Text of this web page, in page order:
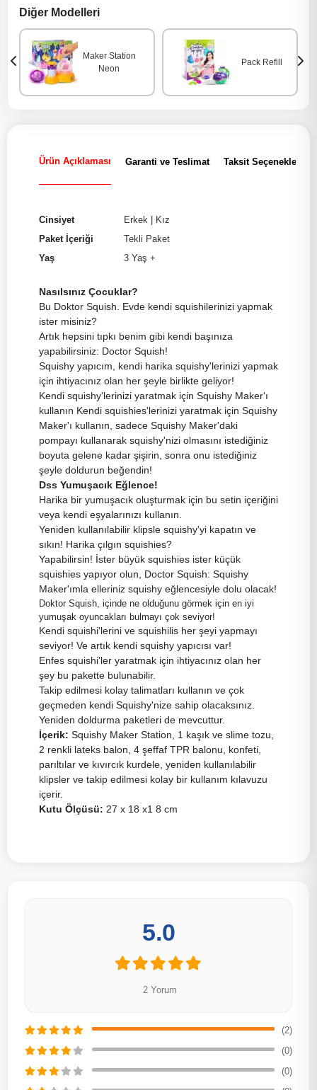
Diğer Modelleri
Maker Station
Neon
Pack Refill
Ürün Açıklaması Garanti ve Teslimat Taksit Seçenekleri
Cinsiyet Erkek | Kız
Paket İçeriği
Tekli Paket
Yaş
3 Yaş +
Nasılsınız Çocuklar?
Bu Doktor Squish. Evde kendi squishilerinizi yapmak
ister misiniz?
Artık hepsini tıpkı benim gibi kendi başınıza
yapabilirsiniz: Doctor Squish!
Squishy yapıcım, kendi harika squishy'lerinizi yapmak
için ihtiyacınız olan her şeyle birlikte geliyor!
Kendi squishy'lerinizi yaratmak için Squishy Maker'ı
kullanın Kendi squishies'lerinizi yaratmak için Squishy
Maker'ı kullanın, sadece Squishy Maker'daki
pompayı kullanarak squishy'nizi olmasını istediğiniz
boyuta gelene kadar şişirin, sonra onu istediğiniz
şeyle doldurun beğendin!
Dss Yumuşacık Eğlence!
Harika bir yumuşacık oluşturmak için bu setin içeriğini
veya kendi eşyalarınızı kullanın.
Yeniden kullanılabilir klipsle squishy'yi kapatın ve
sıkın! Harika çılgın squishies?
Yapabilirsin! İster büyük squishies ister küçük
squishies yapıyor olun, Doctor Squish: Squishy
Maker'ımla elleriniz squishy eğlencesiyle dolu olacak!
Doktor Squish, içinde ne olduğunu görmek için en iyi
yumuşak oyuncakları bulmayı çok seviyor!
Kendi squishi'lerini ve squishilis her şeyi yapmayı
seviyor! Ve artık kendi squishy yapıcısı var!
Enfes squishi'ler yaratmak için ihtiyacınız olan her
şey bu pakette bulunabilir.
Takip edilmesi kolay talimatları kullanın ve çok
geçmeden kendi Squishy'nize sahip olacaksınız.
Yeniden doldurma paketleri de mevcuttur.
İçerik: Squishy Maker Station, 1 kaşık ve slime tozu,
2 renkli lateks balon, 4 şeffaf TPR balonu, konfeti,
parıltılar ve kıvırcık kurdele, yeniden kullanılabilir
klipsler ve takip edilmesi kolay bir kullanım kılavuzu
içerir.
Kutu Ölçüsü: 27 x 18 x1 8 cm
5.0
2 Yorum
(2)
(0)
(0)